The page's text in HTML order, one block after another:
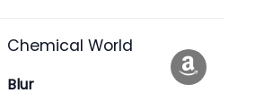
Chemical World
Blur